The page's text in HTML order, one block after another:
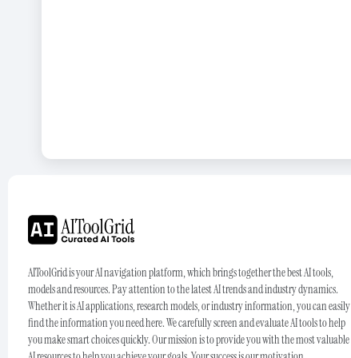
AIToolGrid is your AI navigation platform, which brings together the best AI tools,
models and resources. Pay attention to the latest AI trends and industry dynamics.
Whether it is AI applications, research models, or industry information, you can easily
find the information you need here. We carefully screen and evaluate AI tools to help
you make smart choices quickly. Our mission is to provide you with the most valuable